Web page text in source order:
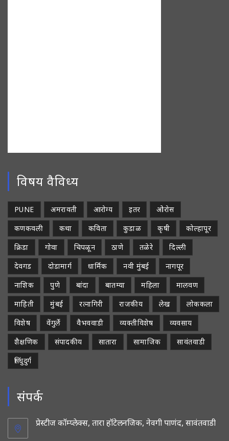
विषय वैविध्य
PUNE अमरावती आरोग्य इतर
ओरोस
कणकवली
कथा कविता कुडाळ कृषी
कोल्हापूर
क्रिडा
गोवा चिपळून ठाणे तळेरे
दिल्ली
देवगड
दोडामार्ग धार्मिक नवी मुंबई
नागपूर
नाशिक
पुणे बांदा बातम्या महिला
मालवण
माहिती
मुंबई रत्नागिरी राजकीय लेख
लोककला
विशेष
वेंगुर्ले वैभववाडी व्यक्तीविशेष
व्यवसाय
शैक्षणिक
संपादकीय सातारा सामाजिक
सावंतवाडी
सिंधुदुर्ग
संपर्क
प्रेस्टीज कॉम्प्लेक्स, तारा हॉटेलनजिक, नेवगी पाणंद, सावंतवाडी